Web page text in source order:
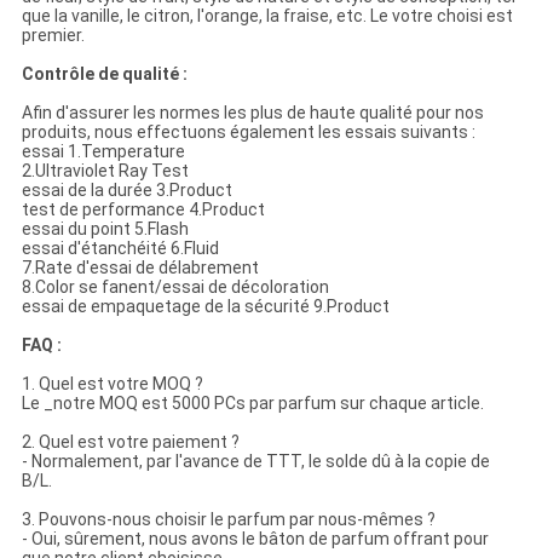
que la vanille, le citron, l'orange, la fraise, etc. Le votre choisi est
premier.
Contrôle de qualité :
Afin d'assurer les normes les plus de haute qualité pour nos
produits, nous effectuons également les essais suivants :
essai 1.Temperature
2.Ultraviolet Ray Test
essai de la durée 3.Product
test de performance 4.Product
essai du point 5.Flash
essai d'étanchéité 6.Fluid
7.Rate d'essai de délabrement
8.Color se fanent/essai de décoloration
essai de empaquetage de la sécurité 9.Product
FAQ :
1. Quel est votre MOQ ?
Le _notre MOQ est 5000 PCs par parfum sur chaque article.
2. Quel est votre paiement ?
- Normalement, par l'avance de TTT, le solde dû à la copie de
B/L.
3. Pouvons-nous choisir le parfum par nous-mêmes ?
- Oui, sûrement, nous avons le bâton de parfum offrant pour